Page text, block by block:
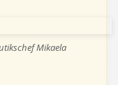
Mikaela